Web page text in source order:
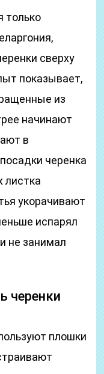
только
сверху
показывает,
из
начинают
в
черенка
листка
укорачивают
испарял
не занимал
черенки
плошки